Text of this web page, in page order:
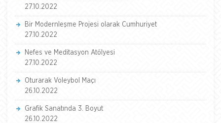
27.10.2022
Bir Modernleşme Projesi olarak Cumhuriyet
27.10.2022
Nefes ve Meditasyon Atölyesi
27.10.2022
Oturarak Voleybol Maçı
26.10.2022
Grafik Sanatında 3. Boyut
26.10.2022